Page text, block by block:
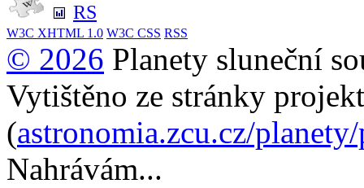
RS
W3C XHTML 1.0 W3C CSS RSS
© 2026 Planety sluneční
Vytištěno ze stránky
(astronomia.zcu.cz/
Nahrávám...